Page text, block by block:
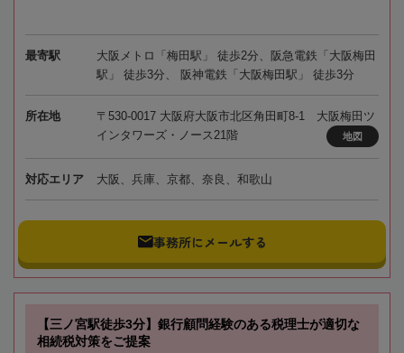
最寄駅
大阪メトロ「梅田駅」 徒歩2分、阪急電鉄「大阪梅田
駅」 徒歩3分、 阪神電鉄「大阪梅田駅」 徒歩3分
所在地
〒530-0017 大阪府大阪市北区角田町8-1 大阪梅田ツ
インタワーズ・ノース21階
地図
対応エリア 大阪、兵庫、京都、奈良、和歌山
事務所にメールする
【三ノ宮駅徒歩3分】銀行顧問経験のある税理士が適切な
相続税対策をご提案